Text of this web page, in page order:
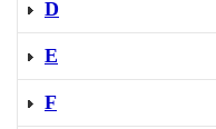
D
E
F